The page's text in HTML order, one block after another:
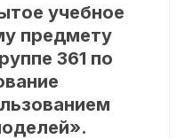
учебное
предмету
361 по